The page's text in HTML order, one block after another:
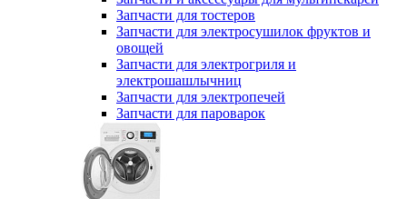
Запчасти для тостеров
Запчасти для электросушилок фруктов и
овощей
Запчасти для электрогриля и
электрошашлычниц
Запчасти для электропечей
Запчасти для пароварок